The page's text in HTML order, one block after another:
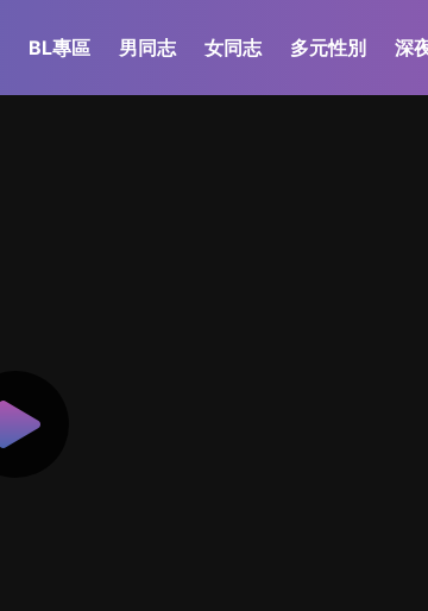
BL專區 男同志 女同志 多元性別 深